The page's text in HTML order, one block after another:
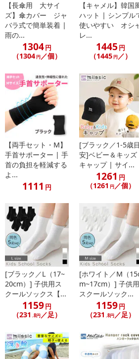
【長傘用 大サイ
ズ】傘カバー ジャ
バラ式で簡単装着 |
雨の...
1304円
（1304 円／個）
【キャメル】韓国
ハット | シンプル
使いやすい オシ
レ...
1445 円
（1445 円／）
【両手セット・M】
手首サポーター | 手
首の負担を軽減する
よ...
1111 円
[ブラック／1-5歳目
安]ベビー＆キッズ
キャップ | サイ...
1261 円
（1261 円 ／個）
[ブラック／L（17~
20cm）] 子供用ス
クールソックス【...
1159円
（231 .8円／足）
[ホワイト／M（
m~17cm）] 子供用
スクールソック...
1159円
（231 .8円／足）